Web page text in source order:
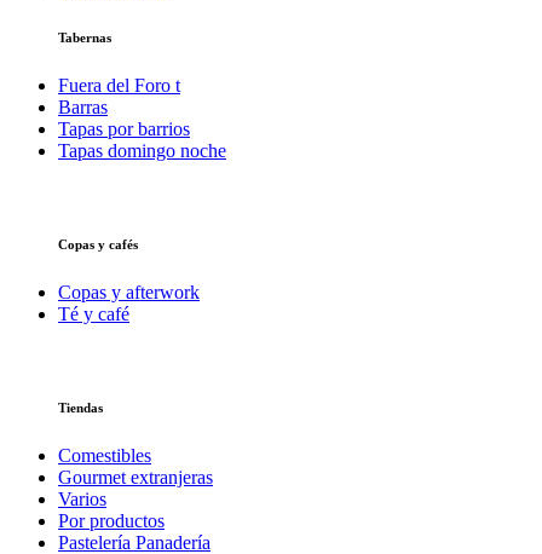
Tabernas
Fuera del Foro t
Barras
Tapas por barrios
Tapas domingo noche
Copas y cafés
Copas y afterwork
Té y café
Tiendas
Comestibles
Gourmet extranjeras
Varios
Por productos
Pastelería Panadería